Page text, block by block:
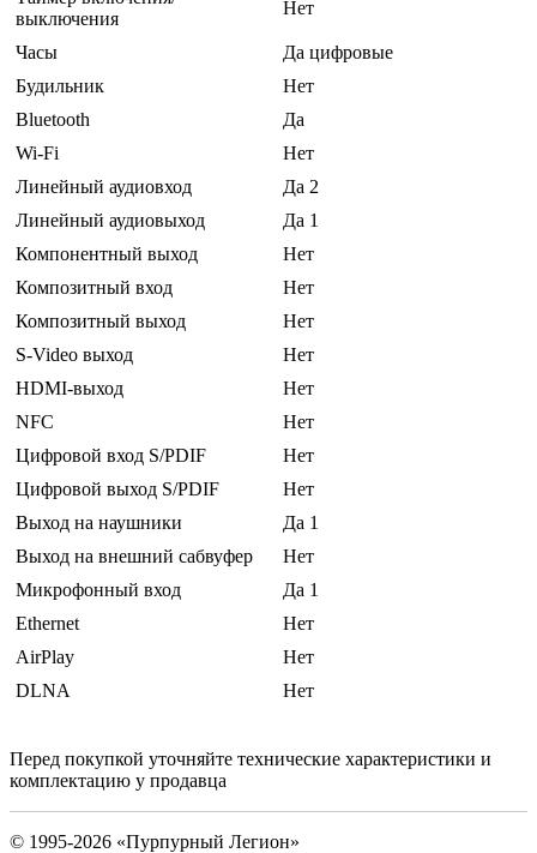
выключения
Нет
Часы
Да цифровые
Будильник
Нет
Bluetooth
Да
Wi-Fi
Нет
Линейный аудиовход
Да 2
Линейный аудиовыход
Да 1
Компонентный выход
Нет
Композитный вход
Нет
Композитный выход
Нет
S-Video выход
Нет
HDMI-выход
Нет
NFC
Нет
Цифровой вход S/PDIF
Нет
Цифровой выход S/PDIF
Нет
Выход на наушники
Да 1
Выход на внешний сабвуфер
Нет
Микрофонный вход
Да 1
Ethernet
Нет
AirPlay
Нет
DLNA
Нет
Перед покупкой уточняйте технические характеристики и
комплектацию у продавца
© 1995-2026 «Пурпурный Легион»